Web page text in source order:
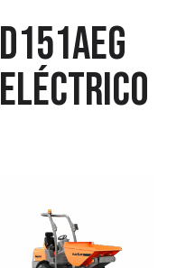
D151AEG
Eléctrico